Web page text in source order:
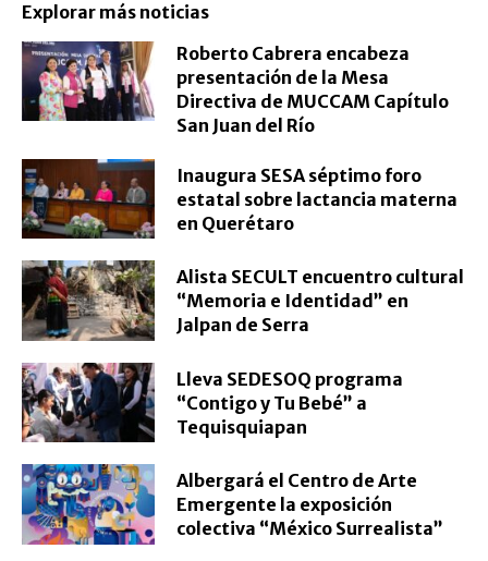
Explorar más noticias
Roberto Cabrera encabeza
presentación de la Mesa
Directiva de MUCCAM Capítulo
San Juan del Río
Inaugura SESA séptimo foro
estatal sobre lactancia materna
en Querétaro
Alista SECULT encuentro cultural
“Memoria e Identidad” en
Jalpan de Serra
Lleva SEDESOQ programa
“Contigo y Tu Bebé” a
Tequisquiapan
Albergará el Centro de Arte
Emergente la exposición
colectiva “México Surrealista”